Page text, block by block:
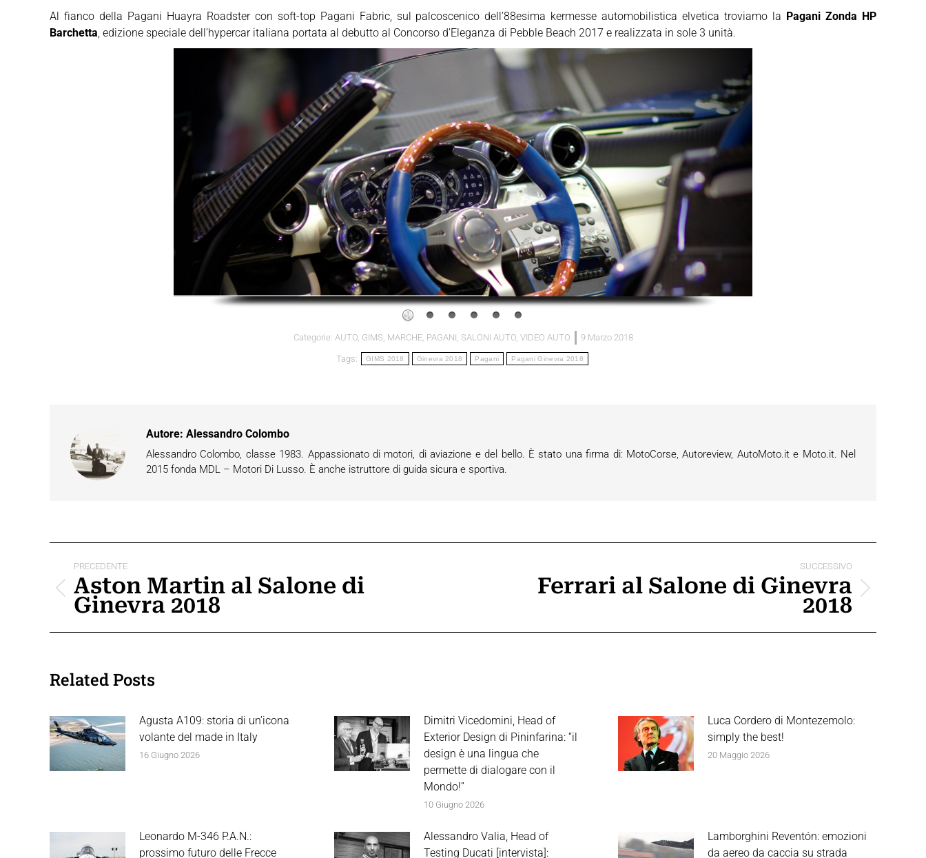
Al fianco della Pagani Huayra Roadster con soft-top Pagani Fabric, sul palcoscenico dell’88esima kermesse automobilistica elvetica troviamo la Pagani Zonda HP
Barchetta, edizione speciale dell’hypercar italiana portata al debutto al Concorso d’Eleganza di Pebble Beach 2017 e realizzata in sole 3 unità.
Categorie: AUTO, GIMS, MARCHE, PAGANI, SALONI AUTO, VIDEO AUTO 9 Marzo 2018
Tags: GIMS 2018 Ginevra 2018 Pagani Pagani Ginevra 2018
Autore: Alessandro Colombo
Alessandro Colombo, classe 1983. Appassionato di motori, di aviazione e del bello. È stato una firma di: MotoCorse, Autoreview, AutoMoto.it e Moto.it. Nel
2015 fonda MDL – Motori Di Lusso. È anche istruttore di guida sicura e sportiva.
tra
post
PRECEDENTE
Post
precedente:
Aston Martin al Salone di
Ginevra 2018
SUCCESSIVO
Ferrari al Salone di Ginevra
2018
Related Posts
Agusta A109: storia di un’icona
volante del made in Italy
16 Giugno 2026
Dimitri Vicedomini, Head of
Exterior Design di Pininfarina: “il
design è una lingua che
permette di dialogare con il
Mondo!”
10 Giugno 2026
Luca Cordero di Montezemolo:
simply the best!
20 Maggio 2026
Leonardo M-346 P.A.N.:
prossimo futuro delle Frecce
Alessandro Valia, Head of
Testing Ducati [intervista]:
Lamborghini Reventón: emozioni
da aereo da caccia su strada